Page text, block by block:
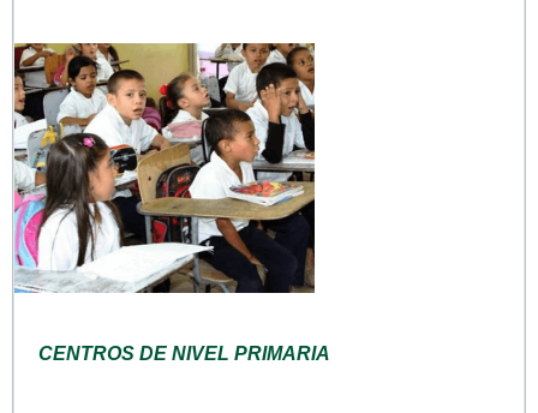
CENTROS DE NIVEL PRIMARIA